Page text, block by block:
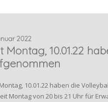
2022
Montag, 10.01.22
10.01.22 haben die
Montag von 20 bis 21 Uhr für